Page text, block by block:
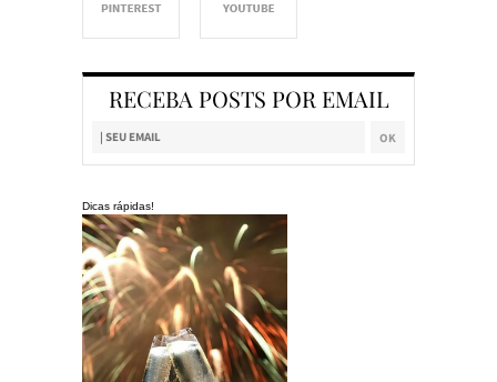
RECEBA POSTS POR EMAIL
Dicas rápidas!